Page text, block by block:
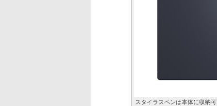
スタイラスペンは本体に収納